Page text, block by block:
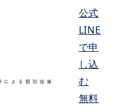
公式
LINE
で申
し込
む
無料